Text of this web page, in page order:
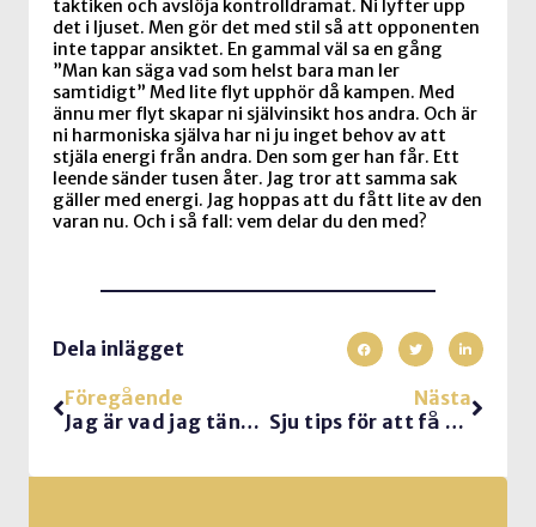
taktiken och avslöja kontrolldramat. Ni lyfter upp
det i ljuset. Men gör det med stil så att opponenten
inte tappar ansiktet. En gammal väl sa en gång
”Man kan säga vad som helst bara man ler
samtidigt” Med lite flyt upphör då kampen. Med
ännu mer flyt skapar ni självinsikt hos andra. Och är
ni harmoniska själva har ni ju inget behov av att
stjäla energi från andra. Den som ger han får. Ett
leende sänder tusen åter. Jag tror att samma sak
gäller med energi. Jag hoppas att du fått lite av den
varan nu. Och i så fall: vem delar du den med?
Dela inlägget
Föregående
Jag är vad jag tänker
Nästa
Sju tips för att få din publik att minnas det du säger (komm-tips)